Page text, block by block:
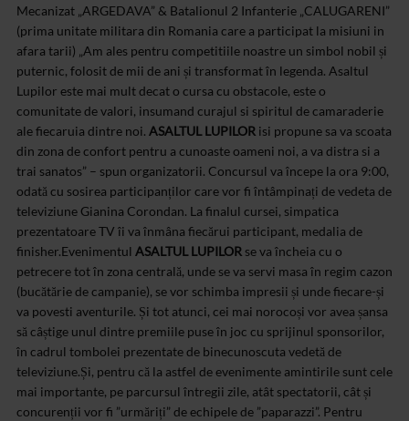
Mecanizat „ARGEDAVA” & Batalionul 2 Infanterie „CALUGARENI”
(prima unitate militara din Romania care a participat la misiuni in
afara tarii) „Am ales pentru competitiile noastre un simbol nobil și
puternic, folosit de mii de ani și transformat în legenda. Asaltul
Lupilor este mai mult decat o cursa cu obstacole, este o
comunitate de valori, insumand curajul si spiritul de camaraderie
ale fiecaruia dintre noi. ASALTUL LUPILOR isi propune sa va scoata
din zona de confort pentru a cunoaste oameni noi, a va distra si a
trai sanatos” – spun organizatorii. Concursul va începe la ora 9:00,
odată cu sosirea participanților care vor fi întâmpinați de vedeta de
televiziune Gianina Corondan. La finalul cursei, simpatica
prezentatoare TV îi va înmâna fiecărui participant, medalia de
finisher.Evenimentul ASALTUL LUPILOR se va încheia cu o
petrecere tot în zona centrală, unde se va servi masa în regim cazon
(bucătărie de campanie), se vor schimba impresii și unde fiecare-și
va povesti aventurile. Și tot atunci, cei mai norocoși vor avea șansa
să câștige unul dintre premiile puse în joc cu sprijinul sponsorilor,
în cadrul tombolei prezentate de binecunoscuta vedetă de
televiziune.Și, pentru că la astfel de evenimente amintirile sunt cele
mai importante, pe parcursul întregii zile, atât spectatorii, cât și
concurenții vor fi ”urmăriți” de echipele de ”paparazzi”. Pentru